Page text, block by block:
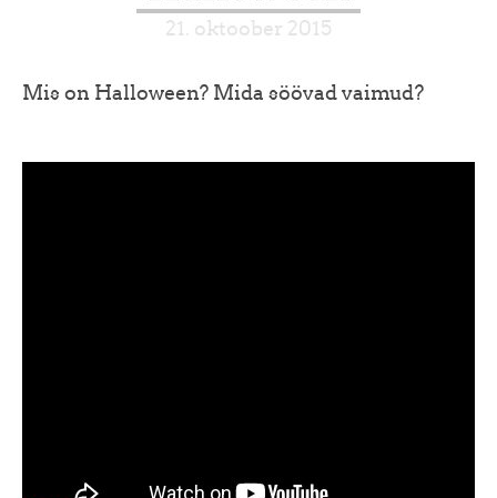
21. oktoober 2015
Mis on Halloween? Mida söövad vaimud?